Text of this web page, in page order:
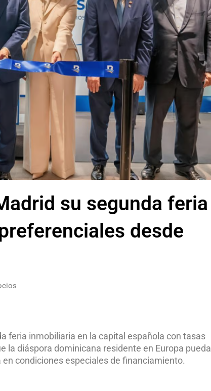
su segunda feria
desde
feria inmobiliaria en la capital española con tasas
la diáspora dominicana residente en Europa pueda
condiciones especiales de financiamiento.